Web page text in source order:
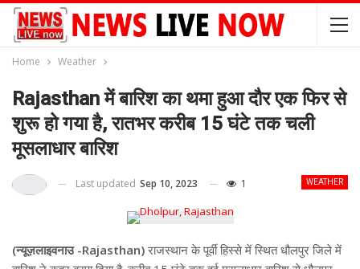
Home Weather
Rajasthan में बारिश का थमा हुआ दौर एक फिर से
शुरू हो गया है, रातभर करीब 15 घंटे तक चली
मूसलाधार बारिश
WEATHER
Last updated Sep 10, 2023 1
(न्यूज़लाइवनाउ -Rajasthan)राजस्थान के पूर्वी हिस्से में स्थित धौलपुर जिले में